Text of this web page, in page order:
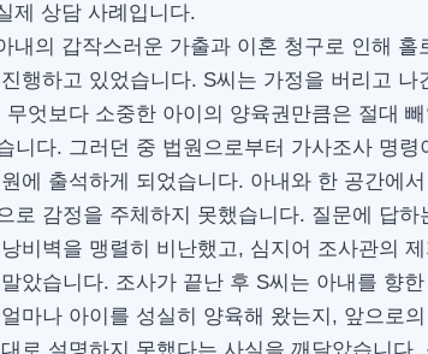
제 상담 사례입니다.
내의 갑작스러운 가출과 이혼 청구로 인해 홀
행하고 있었습니다. S씨는 가정을 버리고 나
무엇보다 소중한 아이의 양육권만큼은 절대
니다. 그러던 중 법원으로부터 가사조사 명
에 출석하게 되었습니다. 아내와 한 공간에
로 감정을 주체하지 못했습니다. 질문에 답하
비벽을 맹렬히 비난했고, 심지어 조사관의
았습니다. 조사가 끝난 후 S씨는 아내를 향
마나 아이를 성실히 양육해 왔는지, 앞으로